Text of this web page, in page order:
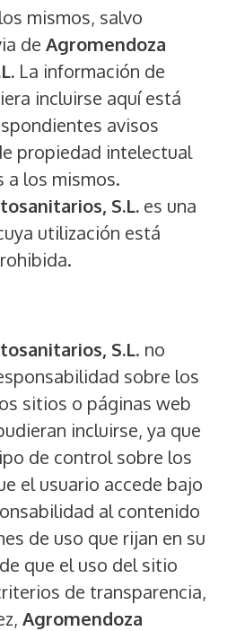
mismos, salvo
de Agromendoza
La información de
incluirse aquí está
avisos
propiedad intelectual
a los mismos.
S.L. es una
utilización está
S.L. no
sobre los
sitios o páginas web
incluirse, ya que
de control sobre los
el usuario accede bajo
al contenido
de uso que rijan en su
que el uso del sitio
de transparencia,
Agromendoza